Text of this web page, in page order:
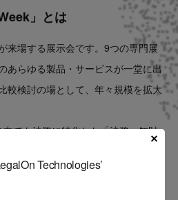
Technologies’
」とは
来場する展示会です。9つの専門展
あらゆる製品・サービスが一堂に出
較検討の場として、年々規模を拡大
でも法務に特化した「法務・知財
」開催概要
水）～10月14日（金）